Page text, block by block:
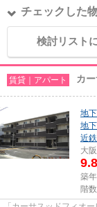
チェックした
検討リスト
賃貸｜アパート カ
地
地
近
大
9.8
築
階